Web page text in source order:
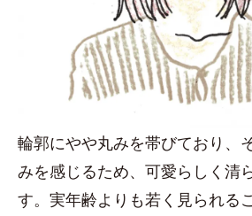
輪郭にやや丸みを帯びており、
みを感じるため、可愛らしく清
す。実年齢よりも若く見られる